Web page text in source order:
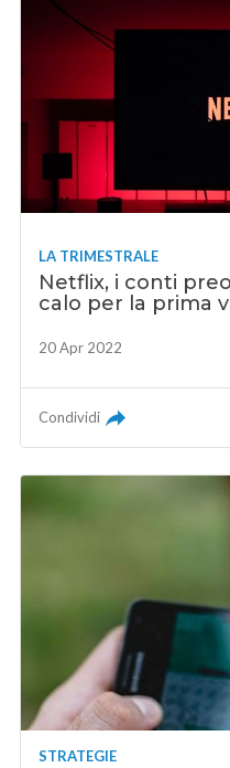
LA TRIMESTRALE
Netflix, i conti
calo per la prima
20 Apr 2022
Condividi
STRATEGIE